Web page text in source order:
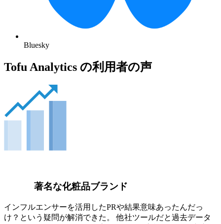
Bluesky
Tofu Analytics の利用者の声
著名な化粧品ブランド
インフルエンサーを活用したPRや結果意味あったんだっ
け？という疑問が解消できた。 他社ツールだと過去データ